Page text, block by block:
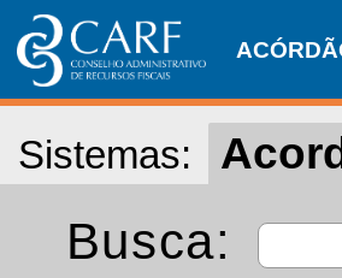
Sistemas:
Busca: